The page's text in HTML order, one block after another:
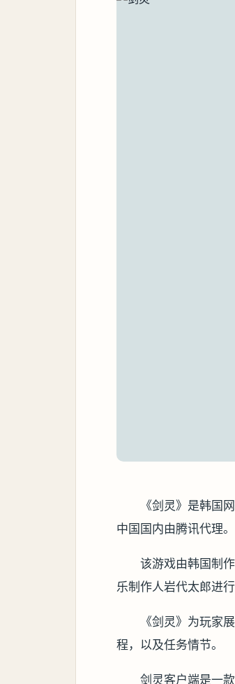
《剑灵》是韩国
中国国内由腾讯代理。
该游戏由韩国制
乐制作人岩代太郎进行
《剑灵》为玩家
程，以及任务情节。
剑灵客户端是一